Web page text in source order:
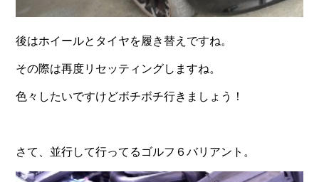
後はホイールとタイヤを履き替えですね。
その際は再度リセッティングしますね。
色々したいですけどボチボチ行きましょう！
さて、並行して行ってるゴルフ６バリアント。